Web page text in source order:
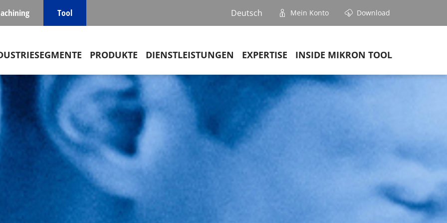
Tool Deutsch Mein Konto Download
navigationPRODUKTE DIENSTLEISTUNGEN EXPERTISE INSIDE MIKRON TOOL